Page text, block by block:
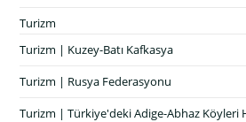
Turizm
Turizm | Kuzey-Batı Kafkasya
Turizm | Rusya Federasyonu
Turizm | Türkiye'deki Adige-Abhaz Köyleri